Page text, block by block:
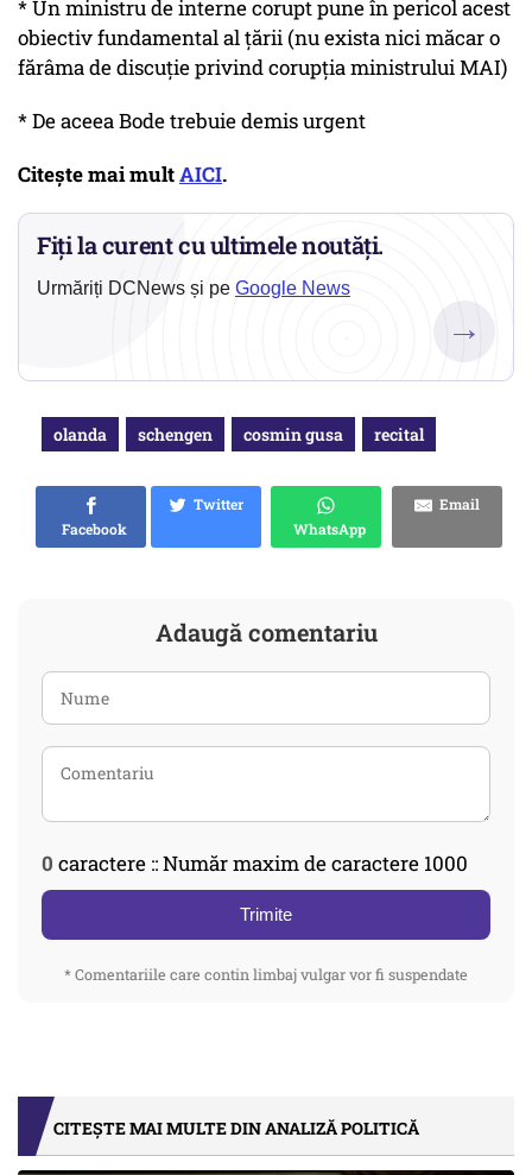
* Un ministru de interne corupt pune în pericol acest
obiectiv fundamental al țării (nu exista nici măcar o
fărâma de discuție privind corupția ministrului MAI)
* De aceea Bode trebuie demis urgent
Citește mai multAICI.
Fiți la curent cu ultimele noutăți.
Urmăriți DCNews și pe Google News
→
olanda schengen cosmin gusa recital
Facebook
Twitter
WhatsApp
Email
Adaugă comentariu
0 caractere :: Număr maxim de caractere 1000
Trimite
* Comentariile care contin limbaj vulgar vor fi suspendate
CITEȘTE MAI MULTE DIN ANALIZĂ POLITICĂ